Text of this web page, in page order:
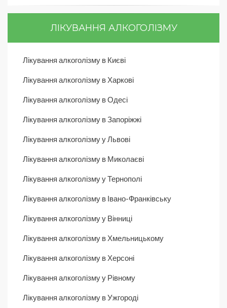
ЛІКУВАННЯ АЛКОГОЛІЗМУ
Лікування алкоголізму в Києві
Лікування алкоголізму в Харкові
Лікування алкоголізму в Одесі
Лікування алкоголізму в Запоріжжі
Лікування алкоголізму у Львові
Лікування алкоголізму в Миколаєві
Лікування алкоголізму у Тернополі
Лікування алкоголізму в Івано-Франківську
Лікування алкоголізму у Вінниці
Лікування алкоголізму в Хмельницькому
Лікування алкоголізму в Херсоні
Лікування алкоголізму у Рівному
Лікування алкоголізму в Ужгороді